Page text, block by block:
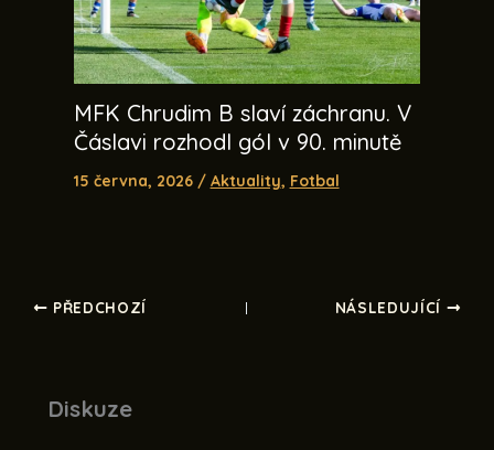
MFK Chrudim B slaví záchranu. V
Čáslavi rozhodl gól v 90. minutě
15 června, 2026 / Aktuality, Fotbal
PŘEDCHOZÍ NÁSLEDUJÍCÍ
Diskuze